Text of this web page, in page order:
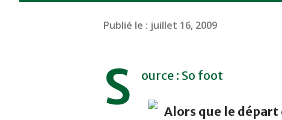
Publié le : juillet 16, 2009
S ource : So foot
Alors que le départ